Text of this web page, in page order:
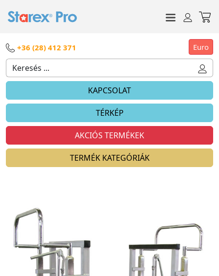
+36 (28) 412 371 Euro
KAPCSOLAT
TÉRKÉP
AKCIÓS TERMÉKEK
TERMÉK KATEGÓRIÁK